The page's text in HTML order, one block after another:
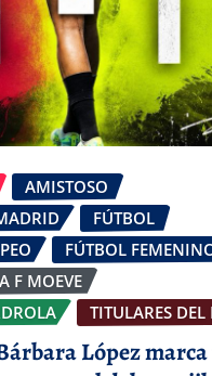
AMISTOSO
FÚTBOL
FÚTBOL
F MOEVE
TITULARES
López